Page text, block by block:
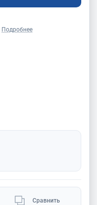
Подробнее
Сравнить